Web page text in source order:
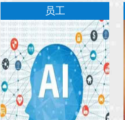
员工